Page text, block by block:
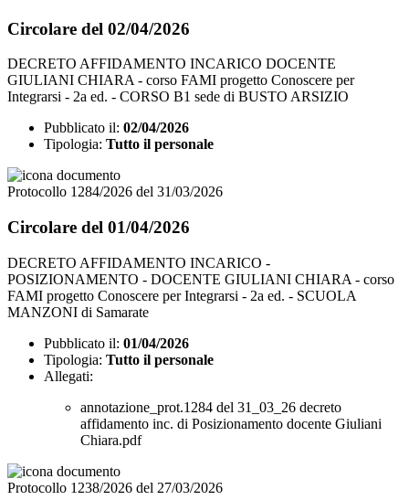
Circolare del 02/04/2026
DECRETO AFFIDAMENTO INCARICO DOCENTE
GIULIANI CHIARA - corso FAMI progetto Conoscere per
Integrarsi - 2a ed. - CORSO B1 sede di BUSTO ARSIZIO
Pubblicato il: 02/04/2026
Tipologia: Tutto il personale
Protocollo 1284/2026 del 31/03/2026
Circolare del 01/04/2026
DECRETO AFFIDAMENTO INCARICO -
POSIZIONAMENTO - DOCENTE GIULIANI CHIARA - corso
FAMI progetto Conoscere per Integrarsi - 2a ed. - SCUOLA
MANZONI di Samarate
Pubblicato il: 01/04/2026
Tipologia: Tutto il personale
Allegati:
annotazione_prot.1284 del 31_03_26 decreto
affidamento inc. di Posizionamento docente Giuliani
Chiara.pdf
Protocollo 1238/2026 del 27/03/2026